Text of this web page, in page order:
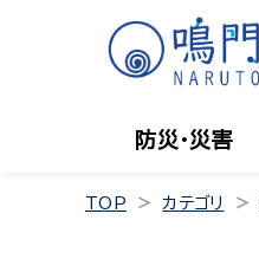
防災・災害
TOP カテゴリ